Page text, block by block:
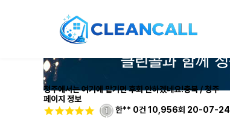
청주에서는 여기에 맡기면 후회 안하겠네요!충북 / 청주
페이지 정보
한** 0건 10,956회 20-07-24